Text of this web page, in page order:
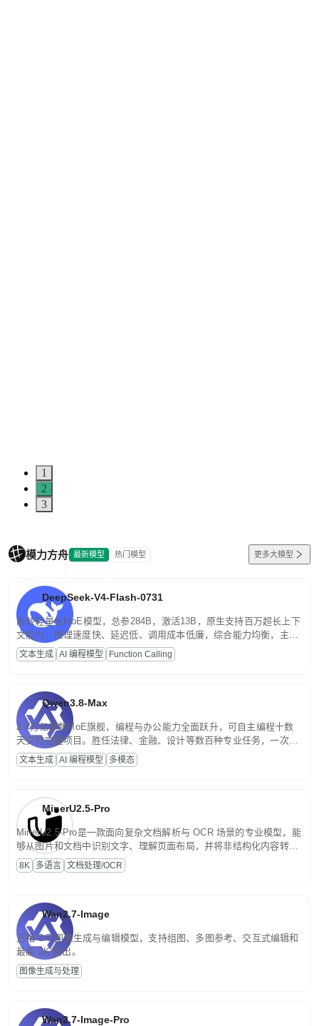
1
2
3
模力方舟 最新模型 热门模型 更多大模型
DeepSeek-V4-Flash-0731
高效轻量化MoE模型，总参284B，激活13B，原生支持百万超长上下
文能力。推理速度快、延迟低、调用成本低廉，综合能力均衡，主打
高并发、轻量化任务，适合日常对话、内容创作、基础 RAG、批量
文案处理等普惠刚需场景。
文本生成 AI 编程模型 Function Calling
Qwen3.8-Max
2.4万亿参数MoE旗舰，编程与办公能力全面跃升，可自主编程十数
天交付完整项目。胜任法律、金融、设计等数百种专业任务，一次对
话端到端交付生产级成果。原生视觉理解贯穿规划、执行与验证全流
程，支持超长文档与长视频的深度语义解析。长程任务中自主规划与
文本生成 AI 编程模型 多模态
MinerU2.5-Pro
MinerU2.5-Pro是一款面向复杂文档解析与 OCR 场景的专业模型，能
够从图片和文档中识别文字、理解页面布局，并将非结构化内容转换
为便于存储、检索和二次处理的结构化结果。
8K 多语言 文档处理/OCR
Wan2.7-Image
万相 2.7 图像生成与编辑模型，支持组图、多图参考、交互式编辑和
最高 2K 输出。
图像生成与处理
Wan2.7-Image-Pro